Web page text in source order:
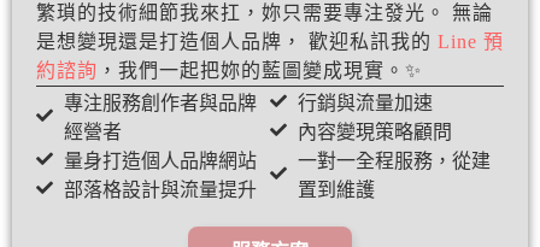
繁瑣的技術細節我來扛，妳只需要專注發光。 無論
是想變現還是打造個人品牌， 歡迎私訊我的 Line 預
約諮詢 ，我們一起把妳的藍圖變成現實。✨
專注服務創作者與品牌
經營者
量身打造個人品牌網站
部落格設計與流量提升
行銷與流量加速
內容變現策略顧問
一對一全程服務，從建
置到維護